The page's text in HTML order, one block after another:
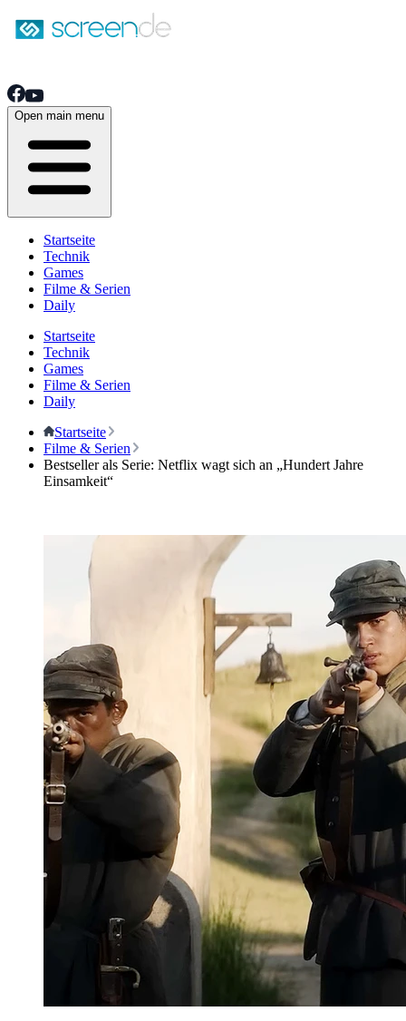
Open main menu
Startseite
Technik
Games
Filme & Serien
Daily
Startseite
Technik
Games
Filme & Serien
Daily
Startseite
Filme & Serien
Bestseller als Serie: Netflix wagt sich an „Hundert Jahre
Einsamkeit“